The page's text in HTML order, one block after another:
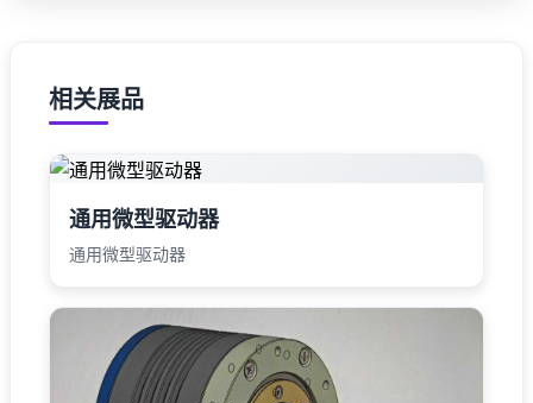
相关展品
通用微型驱动器
通用微型驱动器